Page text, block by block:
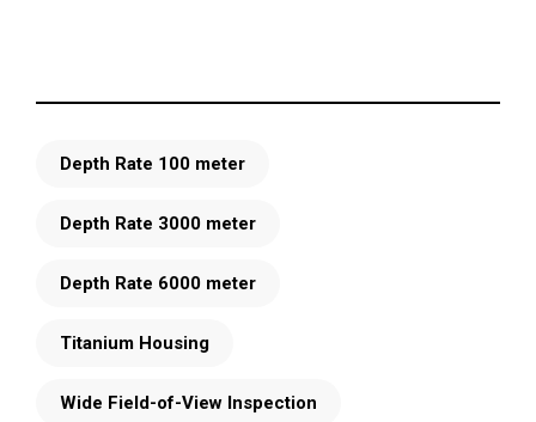
Depth Rate 100 meter
Depth Rate 3000 meter
Depth Rate 6000 meter
Titanium Housing
Wide Field-of-View Inspection